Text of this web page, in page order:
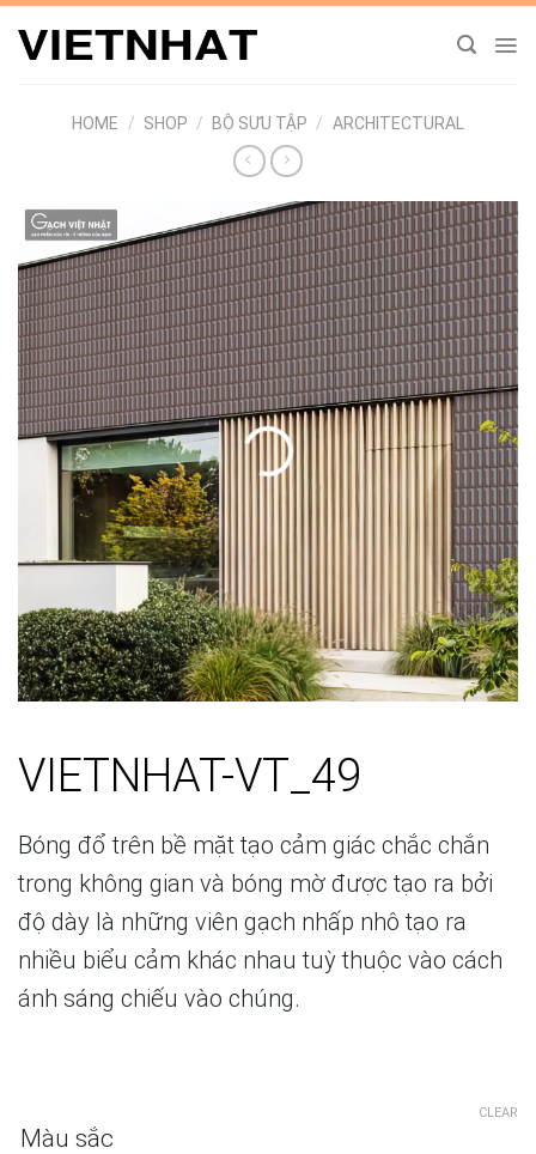
Chuyển
đến
HOME
/ SHOP / BỘ SƯU TẬP / ARCHITECTURAL
VIETNHAT-VT_49
Bóng đổ trên bề mặt tạo cảm giác chắc chắn
trong không gian và bóng mờ được tạo ra bởi
độ dày là những viên gạch nhấp nhô tạo ra
nhiều biểu cảm khác nhau tuỳ thuộc vào cách
ánh sáng chiếu vào chúng.
Màu sắc
CLEAR